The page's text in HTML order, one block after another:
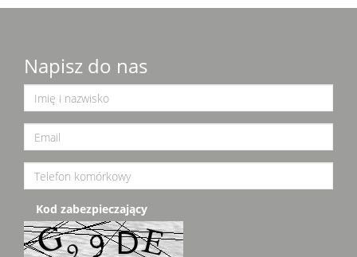
Napisz do nas
Kod zabezpieczający